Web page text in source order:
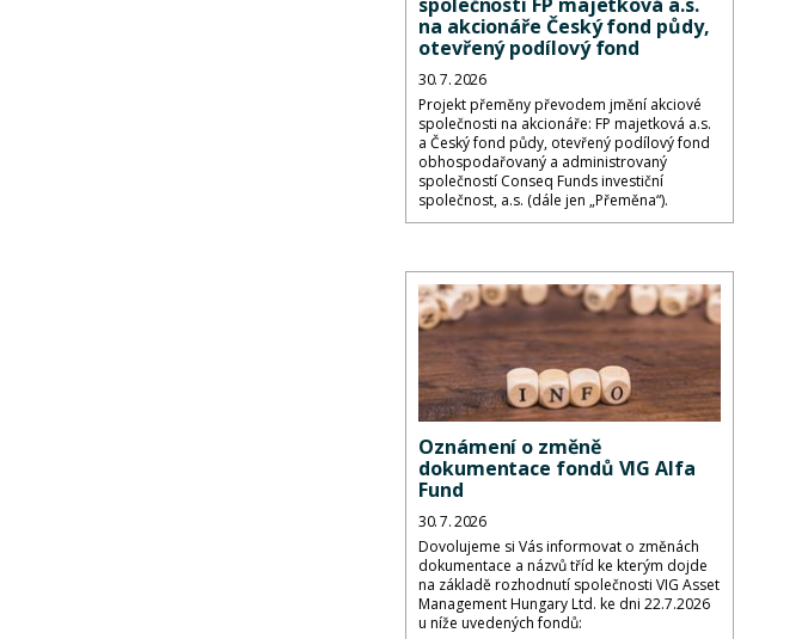
společnosti FP majetková a.s.
na akcionáře Český fond půdy,
otevřený podílový fond
30. 7. 2026
Projekt přeměny převodem jmění akciové
společnosti na akcionáře: FP majetková a.s.
a Český fond půdy, otevřený podílový fond
obhospodařovaný a administrovaný
společností Conseq Funds investiční
společnost, a.s. (dále jen „Přeměna“).
Oznámení o změně
dokumentace fondů VIG Alfa
Fund
30. 7. 2026
Dovolujeme si Vás informovat o změnách
dokumentace a názvů tříd ke kterým dojde
na základě rozhodnutí společnosti VIG Asset
Management Hungary Ltd. ke dni 22.7.2026
u níže uvedených fondů: